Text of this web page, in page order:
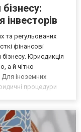
та регульованих
фінансові
Юрисдикція
а й чітко
іноземних
процедури